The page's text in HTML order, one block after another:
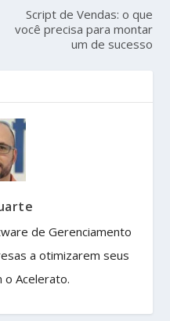
Script de Vendas: o que
você precisa para montar
um de sucesso
de Gerenciamento
a otimizarem seus
o Acelerato.